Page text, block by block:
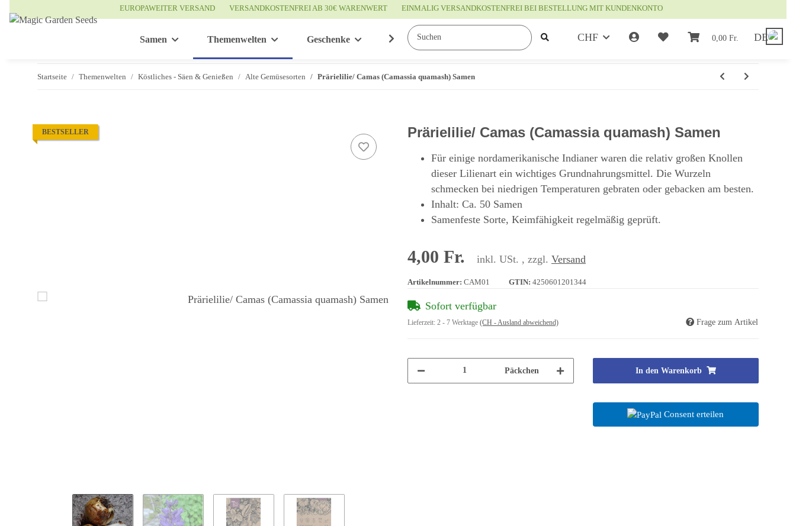
EUROPAWEITER VERSAND VERSANDKOSTENFREI AB 30€ WARENWERT EINMALIG VERSANDKOSTENFREI BEI BESTELLUNG MIT KUNDENKONTO
CHF 0,00 Fr. DE
Samen Themenwelten Geschenke Wissenswertes
Startseite Themenwelten Köstliches - Säen & Genießen Alte Gemüsesorten Prärielilie/ Camas (Camassia quamash) Samen
BESTSELLER Prärielilie/ Camas (Camassia quamash) Samen
Für einige nordamerikanische Indianer waren die relativ großen Knollen
dieser Lilienart ein wichtiges Grundnahrungsmittel. Die Wurzeln
schmecken bei niedrigen Temperaturen gebraten oder gebacken am besten.
Inhalt: Ca. 50 Samen
Samenfeste Sorte, Keimfähigkeit regelmäßig geprüft.
4,00 Fr. inkl. USt. , zzgl. Versand
Artikelnummer: CAM01 GTIN: 4250601201344
Sofort verfügbar
Lieferzeit: 2 - 7 Werktage (CH - Ausland abweichend) Frage zum Artikel
Päckchen In den Warenkorb
Consent erteilen